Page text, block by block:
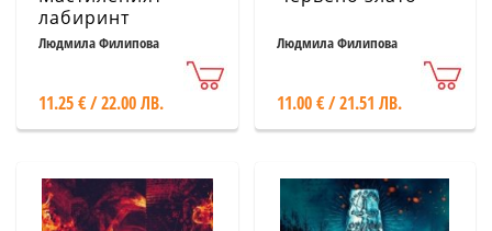
лабиринт
Людмила Филипова
11.25 € / 22.00 ЛВ.
Людмила Филипова
11.00 € / 21.51 ЛВ.